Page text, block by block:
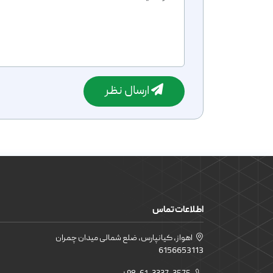
ارسال نظر
اطلاعات تماس
اهواز، کیانپارس، ضلع شمالی میدان چمران
6156653113